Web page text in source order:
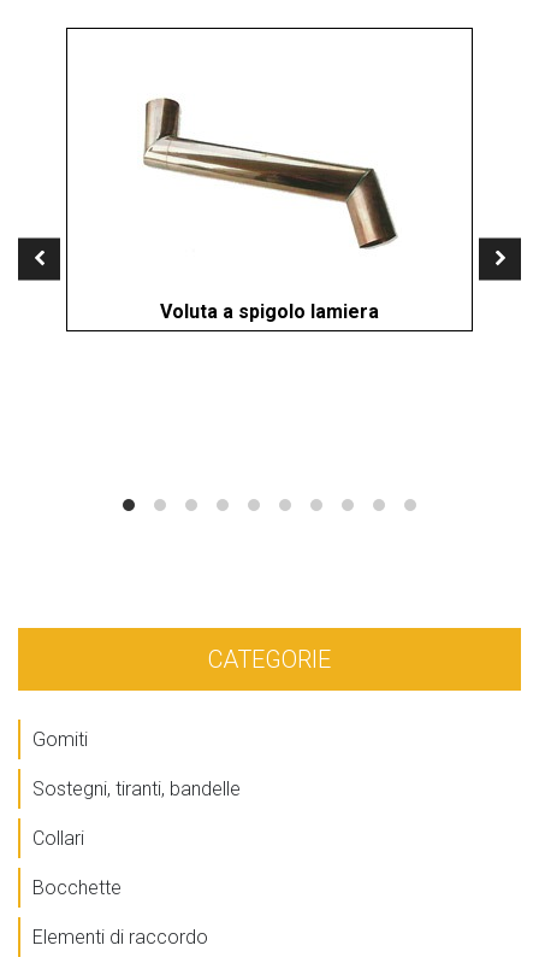
CATEGORIE
Gomiti
Sostegni, tiranti, bandelle
Collari
Bocchette
Elementi di raccordo
Voluta a spigolo lamiera